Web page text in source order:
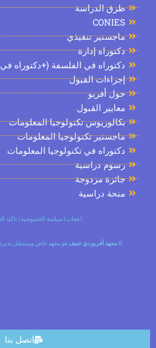
الدراسة
تنفيذي
إدارة
في الفلسفة (+دكتوراه في الفلسفة)
القبول
أفريو
القبول
تكنولوجيا المعلومات
تكنولوجيا المعلومات
في تكنولوجيا المعلومات
دراسية
مزدوجة
دراسية
سياسة الخصوصية|تاكيد الجودة| اتصل بنا
معهد أفريو دي جنيف هو معهد خاص ومستقل تديره مؤسسة Avrio SARL التعليمية.
اتصل بنا